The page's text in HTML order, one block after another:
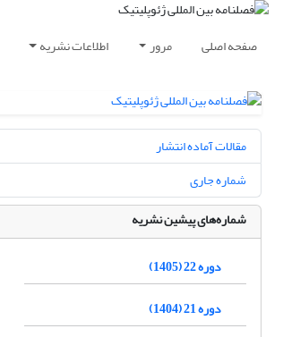
صفحه اصلی مرور اطلاعات نشریه
مقالات آماده انتشار
شماره جاری
شماره‌های پیشین نشریه
دوره 22 (1405)
دوره 21 (1404)